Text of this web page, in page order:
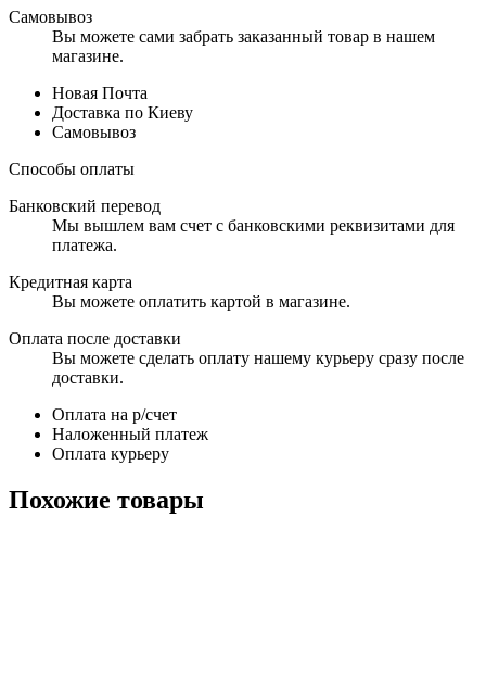
Самовывоз
Вы можете сами забрать заказанный товар в нашем
магазине.
Новая Почта
Доставка по Киеву
Самовывоз
Способы оплаты
Банковский перевод
Мы вышлем вам счет с банковскими реквизитами для
платежа.
Кредитная карта
Вы можете оплатить картой в магазине.
Оплата после доставки
Вы можете сделать оплату нашему курьеру сразу после
доставки.
Оплата на р/счет
Наложенный платеж
Оплата курьеру
Похожие товары